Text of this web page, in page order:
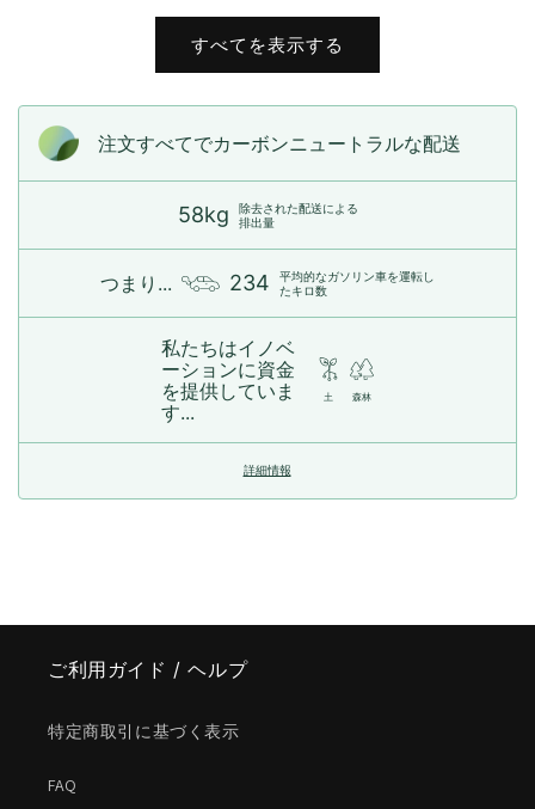
すべてを表示する
注文すべてでカーボンニュートラルな配送
58kg
除去された配送による
排出量
つまり... 234
平均的なガソリン車を運転し
たキロ数
私たちはイノベ
ーションに資金
を提供していま
す...
土 森林
詳細情報
ご利用ガイド / ヘルプ
特定商取引に基づく表示
FAQ